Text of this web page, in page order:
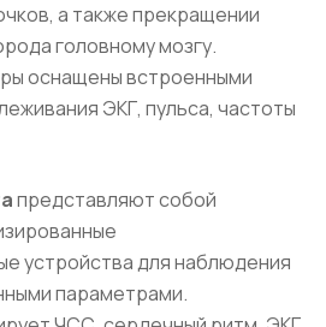
а также прекращении
головному мозгу.
оснащены встроенными
ЭКГ, пульса, частоты
представляют собой
устройства для наблюдения
параметрами.